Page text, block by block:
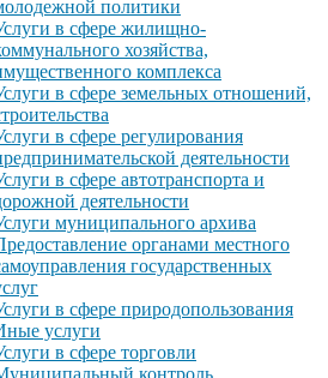
политики
в сфере жилищно-
хозяйства,
комплекса
в сфере земельных отношений,
в сфере регулирования
деятельности
в сфере автотранспорта и
деятельности
муниципального архива
органами местного
государственных
в сфере природопользования
услуги
в сфере торговли